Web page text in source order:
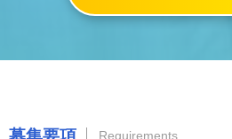
Requirements